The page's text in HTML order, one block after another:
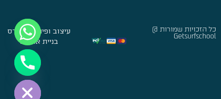
כל הזכויות שמורות @
Getsurfschool
עיצוב ופיתוח:סברס
בניית אתרים
Hide chaty